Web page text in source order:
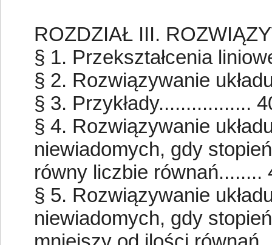
ROZDZIAŁ III.
§ 1. Przekształcenia
§ 2. Rozwiązywanie
§ 3. Przykłady.................
§ 4. Rozwiązywanie
niewiadomych, gdy
równy liczbie równań........
§ 5. Rozwiązywanie
niewiadomych, gdy